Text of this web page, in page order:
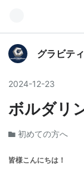
グラビテ
2024-12-23
ボルダリ
初めての方へ
皆様こんにちは！